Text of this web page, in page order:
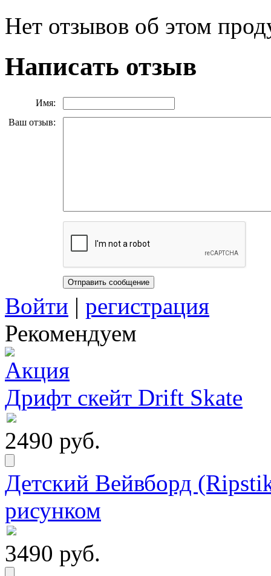
Нет отзывов об этом
Написать отзыв
Имя:
Ваш отзыв:
Войти | регистрация
Рекомендуем
Дрифт скейт Drift Skate
2490 руб.
Детский Вейвборд
рисунком
3490 руб.